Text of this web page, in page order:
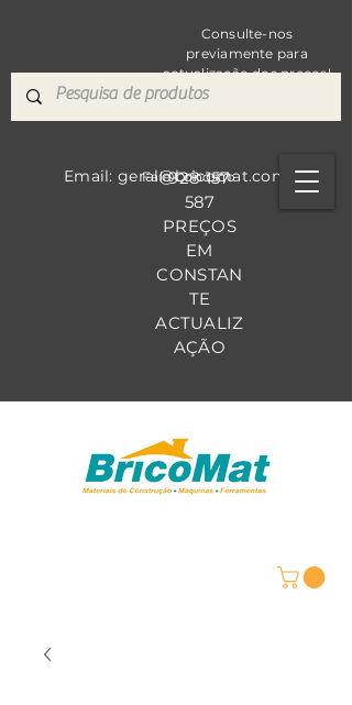
Consulte-nos
previamente para
actualização dos preços!
928 157
587
PREÇOS
EM
CONSTAN
TE
ACTUALIZ
AÇÃO
Fale Conosco
Email: geral@bricomat.com